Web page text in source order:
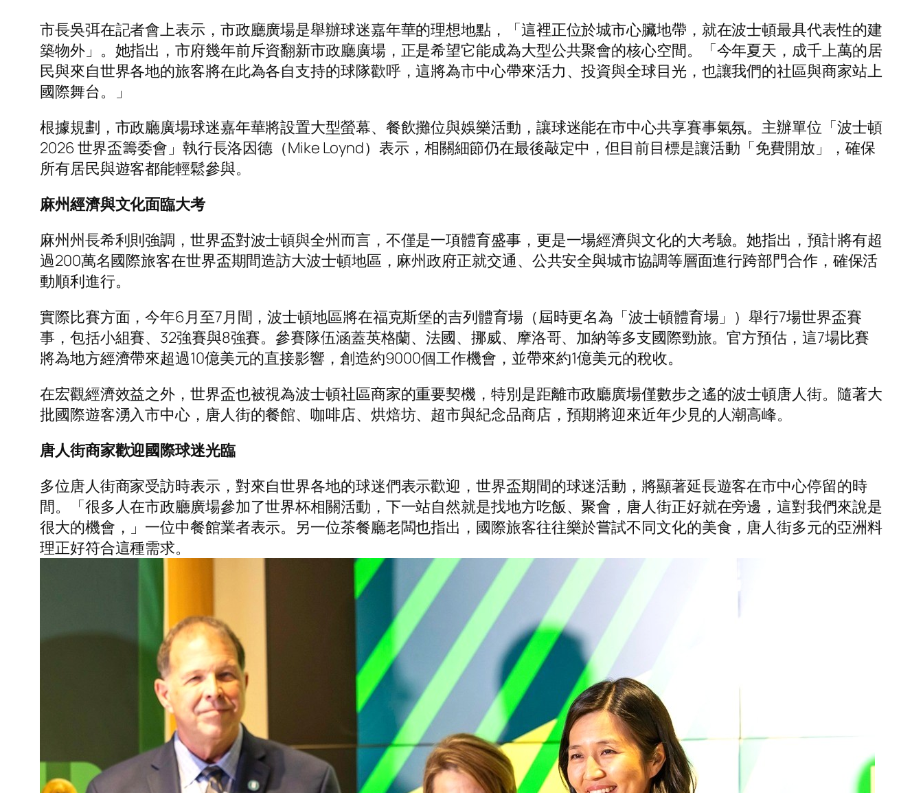
市長吳弭在記者會上表示，市政廳廣場是舉辦球迷嘉年華的理想地點，「這裡正位於城市心臟地帶，就在波士頓最具代表性的建
築物外」。她指出，市府幾年前斥資翻新市政廳廣場，正是希望它能成為大型公共聚會的核心空間。「今年夏天，成千上萬的居
民與來自世界各地的旅客將在此為各自支持的球隊歡呼，這將為市中心帶來活力、投資與全球目光，也讓我們的社區與商家站上
國際舞台。」
根據規劃，市政廳廣場球迷嘉年華將設置大型螢幕、餐飲攤位與娛樂活動，讓球迷能在市中心共享賽事氣氛。主辦單位「波士頓
2026 世界盃籌委會」執行長洛因德（Mike Loynd）表示，相關細節仍在最後敲定中，但目前目標是讓活動「免費開放」，確保
所有居民與遊客都能輕鬆參與。
麻州經濟與文化面臨大考
麻州州長希利則強調，世界盃對波士頓與全州而言，不僅是一項體育盛事，更是一場經濟與文化的大考驗。她指出，預計將有超
過200萬名國際旅客在世界盃期間造訪大波士頓地區，麻州政府正就交通、公共安全與城市協調等層面進行跨部門合作，確保活
動順利進行。
實際比賽方面，今年6月至7月間，波士頓地區將在福克斯堡的吉列體育場（屆時更名為「波士頓體育場」）舉行7場世界盃賽
事，包括小組賽、32強賽與8強賽。參賽隊伍涵蓋英格蘭、法國、挪威、摩洛哥、加納等多支國際勁旅。官方預估，這7場比賽
將為地方經濟帶來超過10億美元的直接影響，創造約9000個工作機會，並帶來約1億美元的稅收。
在宏觀經濟效益之外，世界盃也被視為波士頓社區商家的重要契機，特別是距離市政廳廣場僅數步之遙的波士頓唐人街。隨著大
批國際遊客湧入市中心，唐人街的餐館、咖啡店、烘焙坊、超市與紀念品商店，預期將迎來近年少見的人潮高峰。
唐人街商家歡迎國際球迷光臨
多位唐人街商家受訪時表示，對來自世界各地的球迷們表示歡迎，世界盃期間的球迷活動，將顯著延長遊客在市中心停留的時
間。「很多人在市政廳廣場參加了世界杯相關活動，下一站自然就是找地方吃飯、聚會，唐人街正好就在旁邊，這對我們來說是
很大的機會，」一位中餐館業者表示。另一位茶餐廳老闆也指出，國際旅客往往樂於嘗試不同文化的美食，唐人街多元的亞洲料
理正好符合這種需求。